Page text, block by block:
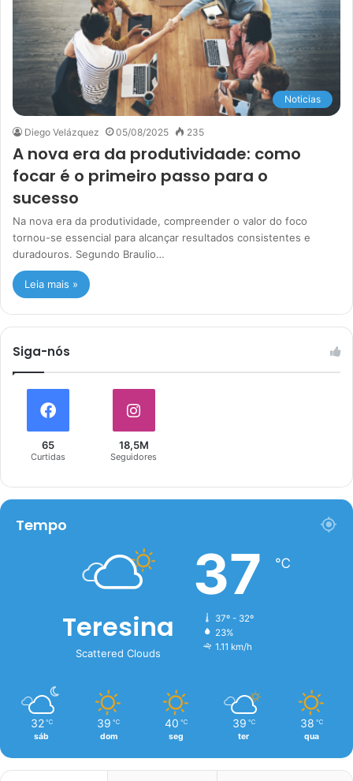
Noticias
Diego Velázquez 05/08/2025 235
A nova era da produtividade: como
focar é o primeiro passo para o
sucesso
Na nova era da produtividade, compreender o valor do foco
tornou-se essencial para alcançar resultados consistentes e
duradouros. Segundo Braulio…
Leia mais »
Siga-nós
65
Curtidas
18,5M
Seguidores
Tempo
Teresina
Scattered Clouds
37 ℃
37º - 32º
23%
1.11 km/h
32 ℃
sáb
39 ℃
dom
40 ℃
seg
39 ℃
ter
38 ℃
qua